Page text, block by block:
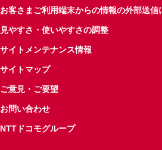
お客さまご利用端末からの情報の外部送信
見やすさ・使いやすさの調整
サイトメンテナンス情報
サイトマップ
ご意見・ご要望
お問い合わせ
NTTドコモグループ